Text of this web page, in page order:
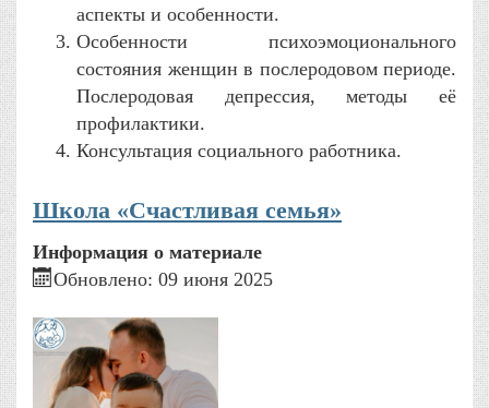
аспекты и особенности.
Особенности психоэмоционального
состояния женщин в послеродовом периоде.
Послеродовая депрессия, методы её
профилактики.
Консультация социального работника.
Школа «Счастливая семья»
Информация о материале
Обновлено: 09 июня 2025